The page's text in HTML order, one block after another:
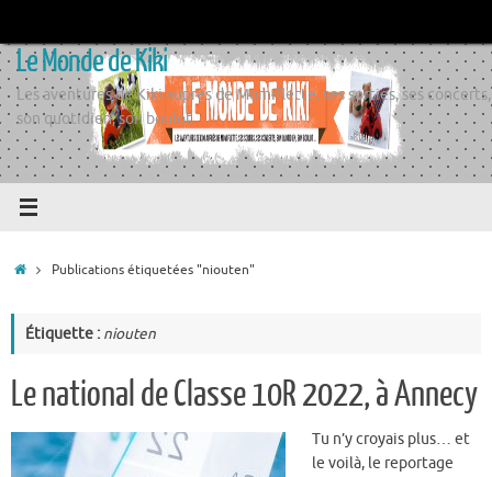
contenu
Le Monde de Kiki
Les aventures de Kiki auprès de Momiflette, ses sorties, ses concerts,
son quotidien, son boulot
AccueilPublications étiquetées "niouten"
Étiquette : niouten
Le national de Classe 10R 2022, à Annecy
Tu n’y croyais plus… et
le voilà, le reportage